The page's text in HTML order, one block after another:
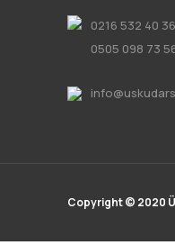
0216 532 40 36
0505 098 73
Copyright © 2020